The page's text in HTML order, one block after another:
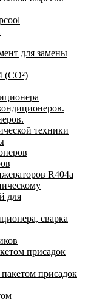
для замены
(CO²)
техники
R404a
для
сварка
присадок
присадок